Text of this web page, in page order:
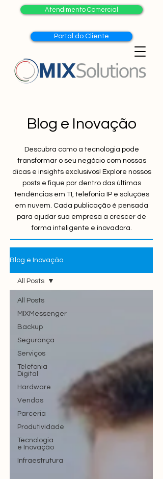
Atendimento Comercial
Portal do Cliente
Blog e Inovação
Descubra como a tecnologia pode
transformar o seu negócio com nossas
dicas e insights exclusivos! Explore nossos
posts e fique por dentro das últimas
tendências em TI, telefonia IP e soluções
em nuvem. Cada publicação é pensada
para ajudar sua empresa a crescer de
forma inteligente e inovadora.
Blog e Inovação
All Posts
MIXMessenger
Backup
Segurança
Serviços
Telefonia
Digital
Hardware
Vendas
Parceria
Produtividade
Tecnologia
e Inovação
Infraestrutura
All Posts